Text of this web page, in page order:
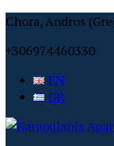
Chora, Andros
+306974460330
EN
GR